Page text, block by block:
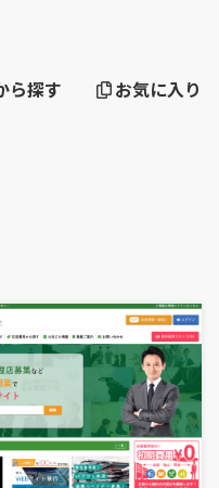
ら探す お気に入り